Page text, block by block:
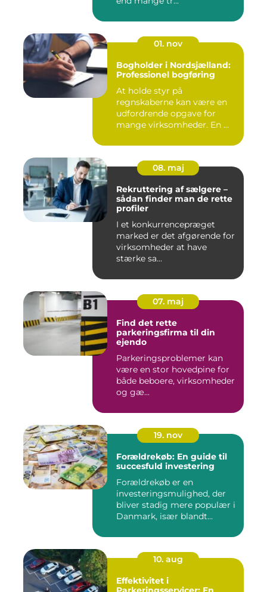
01. nov
Bogholder i Nordsjælland:
Professionel bogføring
At holde styr på
regnskaberne kan være en
udfordrende opgave for
mange virksomheder. En ...
08. maj
Rekruttering af sælgere –
sådan finder man de rette
profiler
I et konkurrencepræget
marked er det afgørende for
virksomheder at have
stærke sa...
07. maj
Find det rette
parkeringsfirma til din
ejendo
Parkeringsproblemer kan
være en stor hovedpine for
både beboere, virksomheder
og gæ...
19. nov
Forældrekøb: En guide til
succesfuld investering
Forældrekøb er en
investeringsmulighed, der
bliver stadig mere populær i
Danmark, især blandt
10. aug
Effektivitet i